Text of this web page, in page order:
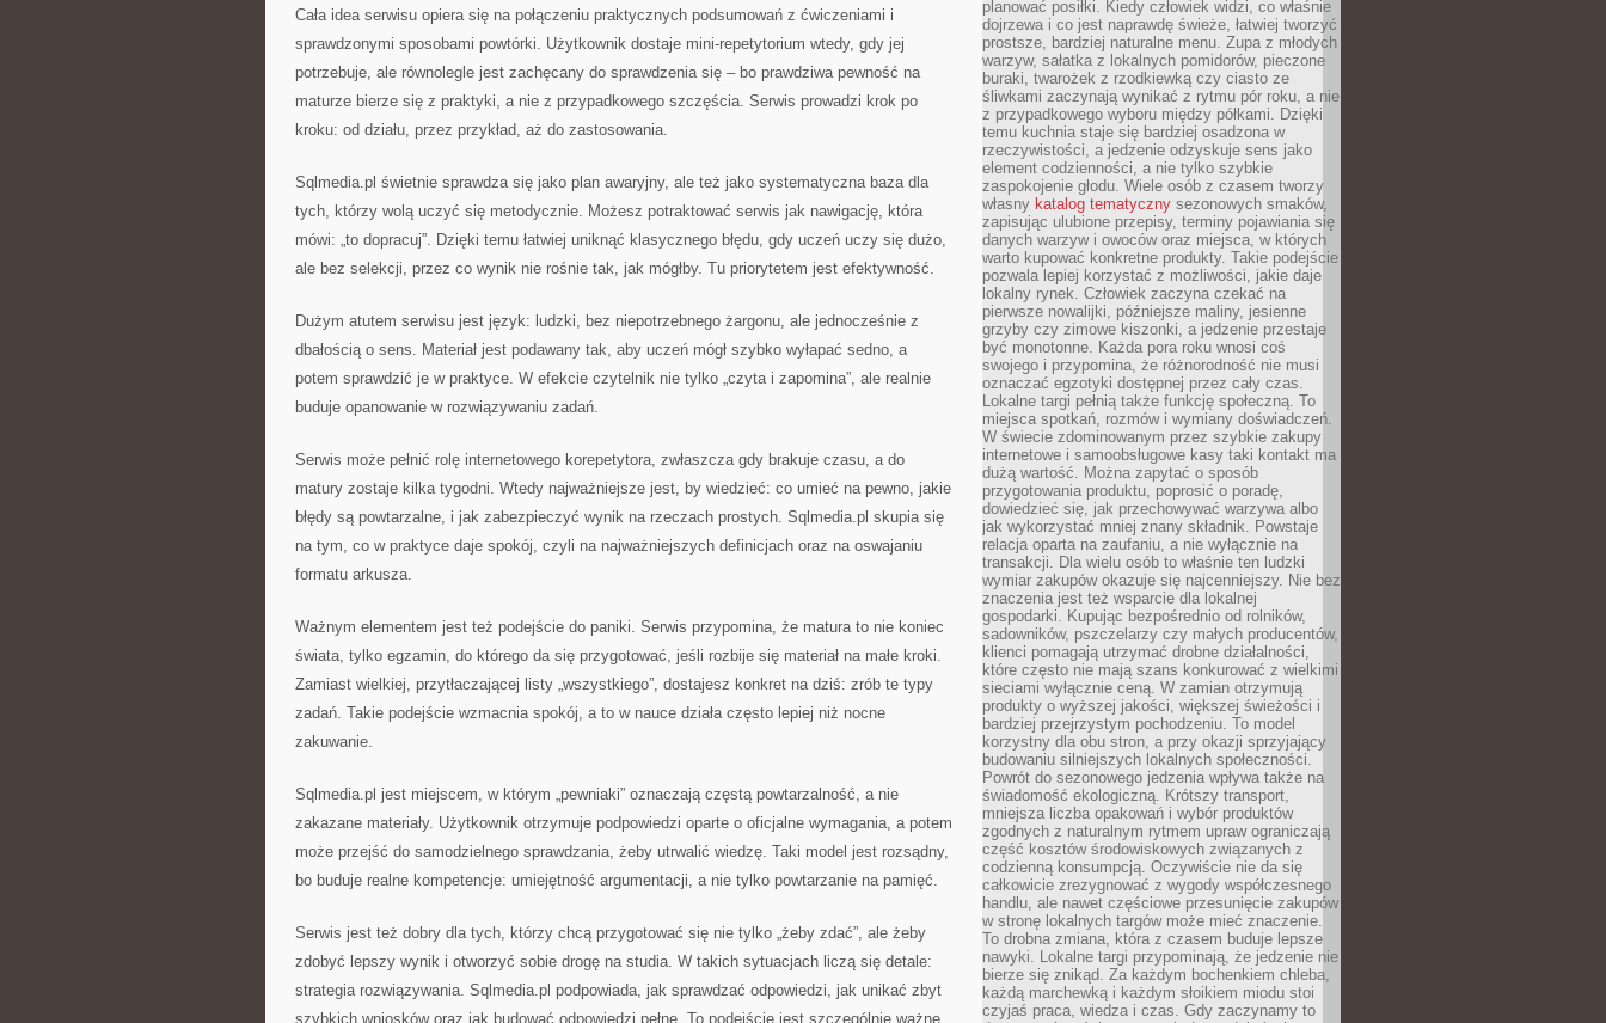
Cała idea serwisu opiera się na połączeniu praktycznych podsumowań z ćwiczeniami i
sprawdzonymi sposobami powtórki. Użytkownik dostaje mini-repetytorium wtedy, gdy jej
potrzebuje, ale równolegle jest zachęcany do sprawdzenia się – bo prawdziwa pewność na
maturze bierze się z praktyki, a nie z przypadkowego szczęścia. Serwis prowadzi krok po
kroku: od działu, przez przykład, aż do zastosowania.
Sqlmedia.pl świetnie sprawdza się jako plan awaryjny, ale też jako systematyczna baza dla
tych, którzy wolą uczyć się metodycznie. Możesz potraktować serwis jak nawigację, która
mówi: „to dopracuj”. Dzięki temu łatwiej uniknąć klasycznego błędu, gdy uczeń uczy się dużo,
ale bez selekcji, przez co wynik nie rośnie tak, jak mógłby. Tu priorytetem jest efektywność.
Dużym atutem serwisu jest język: ludzki, bez niepotrzebnego żargonu, ale jednocześnie z
dbałością o sens. Materiał jest podawany tak, aby uczeń mógł szybko wyłapać sedno, a
potem sprawdzić je w praktyce. W efekcie czytelnik nie tylko „czyta i zapomina”, ale realnie
buduje opanowanie w rozwiązywaniu zadań.
Serwis może pełnić rolę internetowego korepetytora, zwłaszcza gdy brakuje czasu, a do
matury zostaje kilka tygodni. Wtedy najważniejsze jest, by wiedzieć: co umieć na pewno, jakie
błędy są powtarzalne, i jak zabezpieczyć wynik na rzeczach prostych. Sqlmedia.pl skupia się
na tym, co w praktyce daje spokój, czyli na najważniejszych definicjach oraz na oswajaniu
formatu arkusza.
Ważnym elementem jest też podejście do paniki. Serwis przypomina, że matura to nie koniec
świata, tylko egzamin, do którego da się przygotować, jeśli rozbije się materiał na małe kroki.
Zamiast wielkiej, przytłaczającej listy „wszystkiego”, dostajesz konkret na dziś: zrób te typy
zadań. Takie podejście wzmacnia spokój, a to w nauce działa często lepiej niż nocne
zakuwanie.
Sqlmedia.pl jest miejscem, w którym „pewniaki” oznaczają częstą powtarzalność, a nie
zakazane materiały. Użytkownik otrzymuje podpowiedzi oparte o oficjalne wymagania, a potem
może przejść do samodzielnego sprawdzania, żeby utrwalić wiedzę. Taki model jest rozsądny,
bo buduje realne kompetencje: umiejętność argumentacji, a nie tylko powtarzanie na pamięć.
Serwis jest też dobry dla tych, którzy chcą przygotować się nie tylko „żeby zdać”, ale żeby
zdobyć lepszy wynik i otworzyć sobie drogę na studia. W takich sytuacjach liczą się detale:
strategia rozwiązywania. Sqlmedia.pl podpowiada, jak sprawdzać odpowiedzi, jak unikać zbyt
szybkich wniosków oraz jak budować odpowiedzi pełne. To podejście jest szczególnie ważne,
planować posiłki. Kiedy człowiek widzi, co właśnie
dojrzewa i co jest naprawdę świeże, łatwiej tworzyć
prostsze, bardziej naturalne menu. Zupa z młodych
warzyw, sałatka z lokalnych pomidorów, pieczone
buraki, twarożek z rzodkiewką czy ciasto ze
śliwkami zaczynają wynikać z rytmu pór roku, a nie
z przypadkowego wyboru między półkami. Dzięki
temu kuchnia staje się bardziej osadzona w
rzeczywistości, a jedzenie odzyskuje sens jako
element codzienności, a nie tylko szybkie
zaspokojenie głodu. Wiele osób z czasem tworzy
własny katalog tematyczny sezonowych smaków,
zapisując ulubione przepisy, terminy pojawiania się
danych warzyw i owoców oraz miejsca, w których
warto kupować konkretne produkty. Takie podejście
pozwala lepiej korzystać z możliwości, jakie daje
lokalny rynek. Człowiek zaczyna czekać na
pierwsze nowalijki, późniejsze maliny, jesienne
grzyby czy zimowe kiszonki, a jedzenie przestaje
być monotonne. Każda pora roku wnosi coś
swojego i przypomina, że różnorodność nie musi
oznaczać egzotyki dostępnej przez cały czas.
Lokalne targi pełnią także funkcję społeczną. To
miejsca spotkań, rozmów i wymiany doświadczeń.
W świecie zdominowanym przez szybkie zakupy
internetowe i samoobsługowe kasy taki kontakt ma
dużą wartość. Można zapytać o sposób
przygotowania produktu, poprosić o poradę,
dowiedzieć się, jak przechowywać warzywa albo
jak wykorzystać mniej znany składnik. Powstaje
relacja oparta na zaufaniu, a nie wyłącznie na
transakcji. Dla wielu osób to właśnie ten ludzki
wymiar zakupów okazuje się najcenniejszy. Nie bez
znaczenia jest też wsparcie dla lokalnej
gospodarki. Kupując bezpośrednio od rolników,
sadowników, pszczelarzy czy małych producentów,
klienci pomagają utrzymać drobne działalności,
które często nie mają szans konkurować z wielkimi
sieciami wyłącznie ceną. W zamian otrzymują
produkty o wyższej jakości, większej świeżości i
bardziej przejrzystym pochodzeniu. To model
korzystny dla obu stron, a przy okazji sprzyjający
budowaniu silniejszych lokalnych społeczności.
Powrót do sezonowego jedzenia wpływa także na
świadomość ekologiczną. Krótszy transport,
mniejsza liczba opakowań i wybór produktów
zgodnych z naturalnym rytmem upraw ograniczają
część kosztów środowiskowych związanych z
codzienną konsumpcją. Oczywiście nie da się
całkowicie zrezygnować z wygody współczesnego
handlu, ale nawet częściowe przesunięcie zakupów
w stronę lokalnych targów może mieć znaczenie.
To drobna zmiana, która z czasem buduje lepsze
nawyki. Lokalne targi przypominają, że jedzenie nie
bierze się znikąd. Za każdym bochenkiem chleba,
każdą marchewką i każdym słoikiem miodu stoi
czyjaś praca, wiedza i czas. Gdy zaczynamy to